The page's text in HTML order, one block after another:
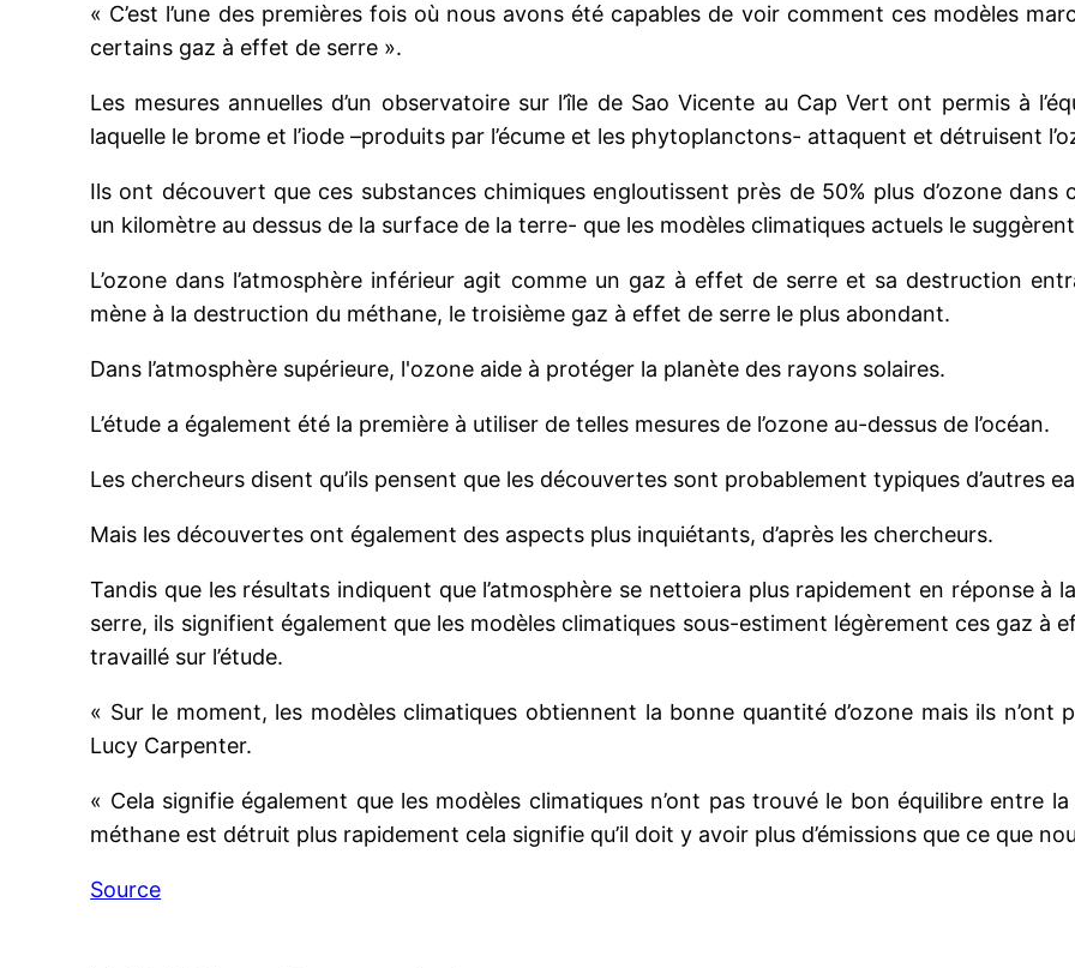
« C’est l’une des premières fois où nous avons été capables de voir comment ces modèles
certains gaz à effet de serre ».
Les mesures annuelles d’un observatoire sur l’île de Sao Vicente au Cap Vert ont permis à
laquelle le brome et l’iode –produits par l’écume et les phytoplanctons- attaquent et détruisent
Ils ont découvert que ces substances chimiques engloutissent près de 50% plus d’ozone dans
un kilomètre au dessus de la surface de la terre- que les modèles climatiques actuels le
L’ozone dans l’atmosphère inférieur agit comme un gaz à effet de serre et sa destruction
mène à la destruction du méthane, le troisième gaz à effet de serre le plus abondant.
Dans l’atmosphère supérieure, l'ozone aide à protéger la planète des rayons solaires.
L’étude a également été la première à utiliser de telles mesures de l’ozone au-dessus de l’océan.
Les chercheurs disent qu’ils pensent que les découvertes sont probablement typiques d’autres
Mais les découvertes ont également des aspects plus inquiétants, d’après les chercheurs.
Tandis que les résultats indiquent que l’atmosphère se nettoiera plus rapidement en réponse à
serre, ils signifient également que les modèles climatiques sous-estiment légèrement ces gaz à
travaillé sur l’étude.
« Sur le moment, les modèles climatiques obtiennent la bonne quantité d’ozone mais ils
Lucy Carpenter.
« Cela signifie également que les modèles climatiques n’ont pas trouvé le bon équilibre entre
méthane est détruit plus rapidement cela signifie qu’il doit y avoir plus d’émissions que ce que
Source